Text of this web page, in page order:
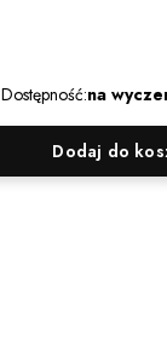
Dostępność:na
Dodaj do